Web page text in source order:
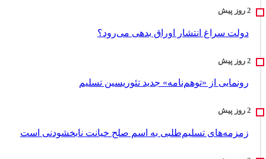
دولت سراغ انتشار اوراق بدهی می‌رود؟
رونمایی از «توهم‌نامه» جدید تئور‌یسین تسلیم
زمزمه‌های تسلیم‌طلبی به اسم صلح خیانت نابخشودنی است